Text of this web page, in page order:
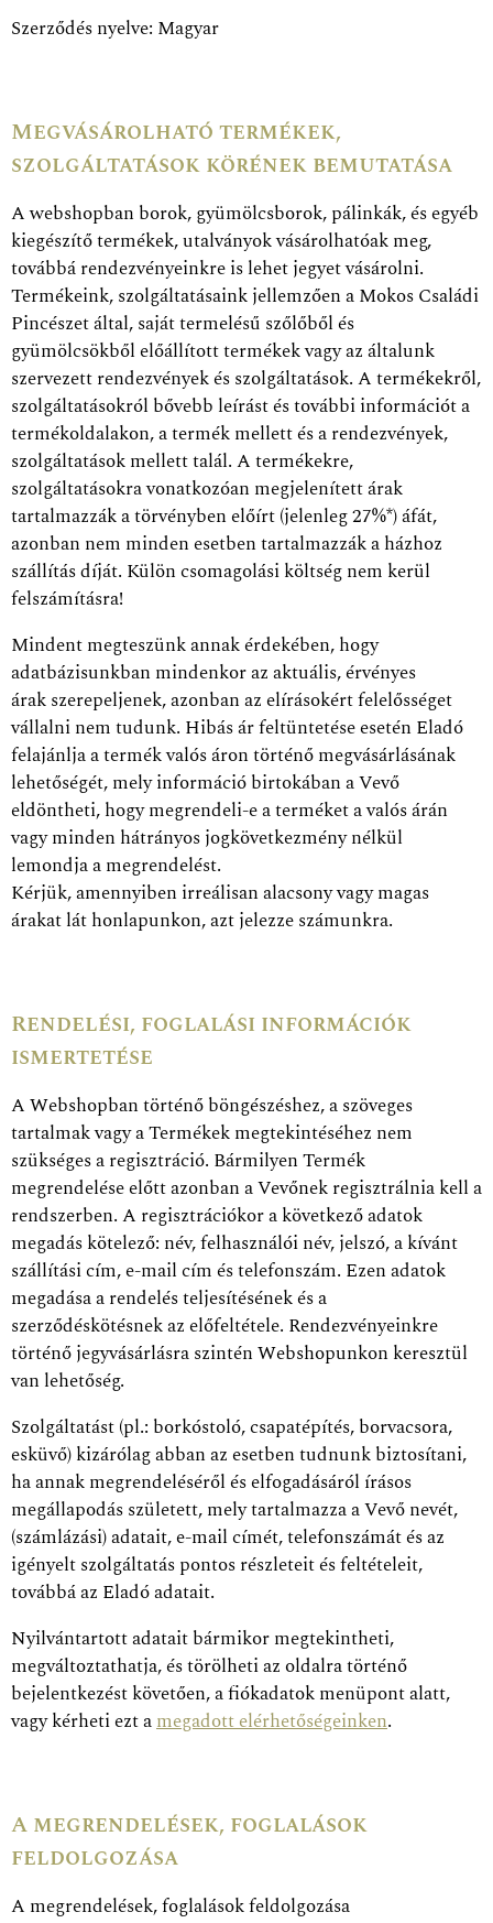
Szerződés nyelve: Magyar
Megvásárolható termékek,
szolgáltatások körének bemutatása
A webshopban borok, gyümölcsborok, pálinkák, és egyéb
kiegészítő termékek, utalványok vásárolhatóak meg,
továbbá rendezvényeinkre is lehet jegyet vásárolni.
Termékeink, szolgáltatásaink jellemzően a Mokos Családi
Pincészet által, saját termelésű szőlőből és
gyümölcsökből előállított termékek vagy az általunk
szervezett rendezvények és szolgáltatások. A termékekről,
szolgáltatásokról bővebb leírást és további információt a
termékoldalakon, a termék mellett és a rendezvények,
szolgáltatások mellett talál. A termékekre,
szolgáltatásokra vonatkozóan megjelenített árak
tartalmazzák a törvényben előírt (jelenleg 27%*) áfát,
azonban nem minden esetben tartalmazzák a házhoz
szállítás díját. Külön csomagolási költség nem kerül
felszámításra!
Mindent megteszünk annak érdekében, hogy
adatbázisunkban mindenkor az aktuális, érvényes
árak szerepeljenek, azonban az elírásokért felelősséget
vállalni nem tudunk. Hibás ár feltüntetése esetén Eladó
felajánlja a termék valós áron történő megvásárlásának
lehetőségét, mely információ birtokában a Vevő
eldöntheti, hogy megrendeli-e a terméket a valós árán
vagy minden hátrányos jogkövetkezmény nélkül
lemondja a megrendelést.
Kérjük, amennyiben irreálisan alacsony vagy magas
árakat lát honlapunkon, azt jelezze számunkra.
Rendelési, foglalási információk
ismertetése
A Webshopban történő böngészéshez, a szöveges
tartalmak vagy a Termékek megtekintéséhez nem
szükséges a regisztráció. Bármilyen Termék
megrendelése előtt azonban a Vevőnek regisztrálnia kell a
rendszerben. A regisztrációkor a következő adatok
megadás kötelező: név, felhasználói név, jelszó, a kívánt
szállítási cím, e-mail cím és telefonszám. Ezen adatok
megadása a rendelés teljesítésének és a
szerződéskötésnek az előfeltétele. Rendezvényeinkre
történő jegyvásárlásra szintén Webshopunkon keresztül
van lehetőség.
Szolgáltatást (pl.: borkóstoló, csapatépítés, borvacsora,
esküvő) kizárólag abban az esetben tudnunk biztosítani,
ha annak megrendeléséről és elfogadásáról írásos
megállapodás született, mely tartalmazza a Vevő nevét,
(számlázási) adatait, e-mail címét, telefonszámát és az
igényelt szolgáltatás pontos részleteit és feltételeit,
továbbá az Eladó adatait.
Nyilvántartott adatait bármikor megtekintheti,
megváltoztathatja, és törölheti az oldalra történő
bejelentkezést követően, a fiókadatok menüpont alatt,
vagy kérheti ezt amegadott elérhetőségeinken.
A megrendelések, foglalások
feldolgozása
A megrendelések, foglalások feldolgozása